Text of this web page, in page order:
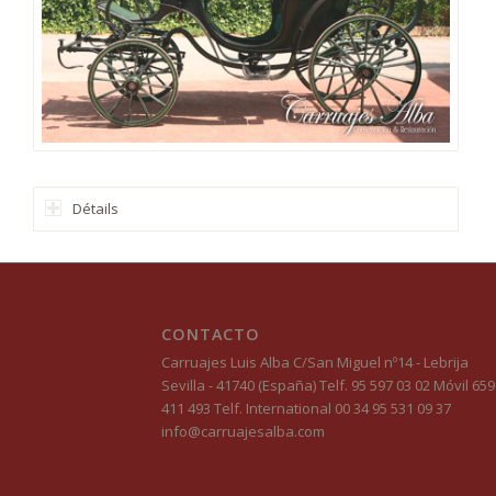
Détails
CONTACTO
Carruajes Luis Alba C/San Miguel nº14 - Lebrija
Sevilla - 41740 (España) Telf. 95 597 03 02 Móvil 659
411 493 Telf. International 00 34 95 531 09 37
info@carruajesalba.com